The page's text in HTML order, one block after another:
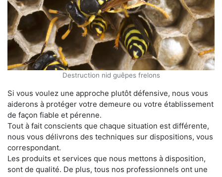
Destruction nid guêpes frelons
Si vous voulez une approche plutôt défensive, nous vous
aiderons à protéger votre demeure ou votre établissement
de façon fiable et pérenne.
Tout à fait conscients que chaque situation est différente,
nous vous délivrons des techniques sur dispositions, vous
correspondant.
Les produits et services que nous mettons à disposition,
sont de qualité. De plus, tous nos professionnels ont une